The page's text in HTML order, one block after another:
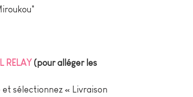
RELAY (pour alléger les
sélectionnez « Livraison